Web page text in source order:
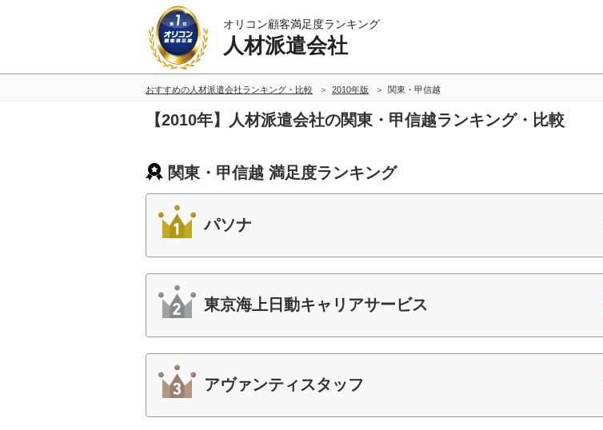
オリコン顧客満足度ランキング
人材派遣会社
おすすめの人材派遣会社ランキング・比較 2010年版 関東・甲信越
【2010年】人材派遣会社の関東・甲信越ランキング・比較
関東・甲信越 満足度ランキング
パソナ
東京海上日動キャリアサービス
アヴァンティスタッフ